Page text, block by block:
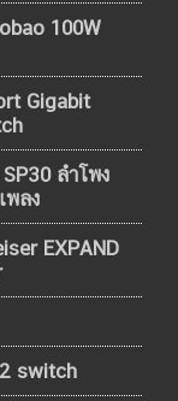
100W
Gigabit
ลำโพง
พลง
EXPAND
switch